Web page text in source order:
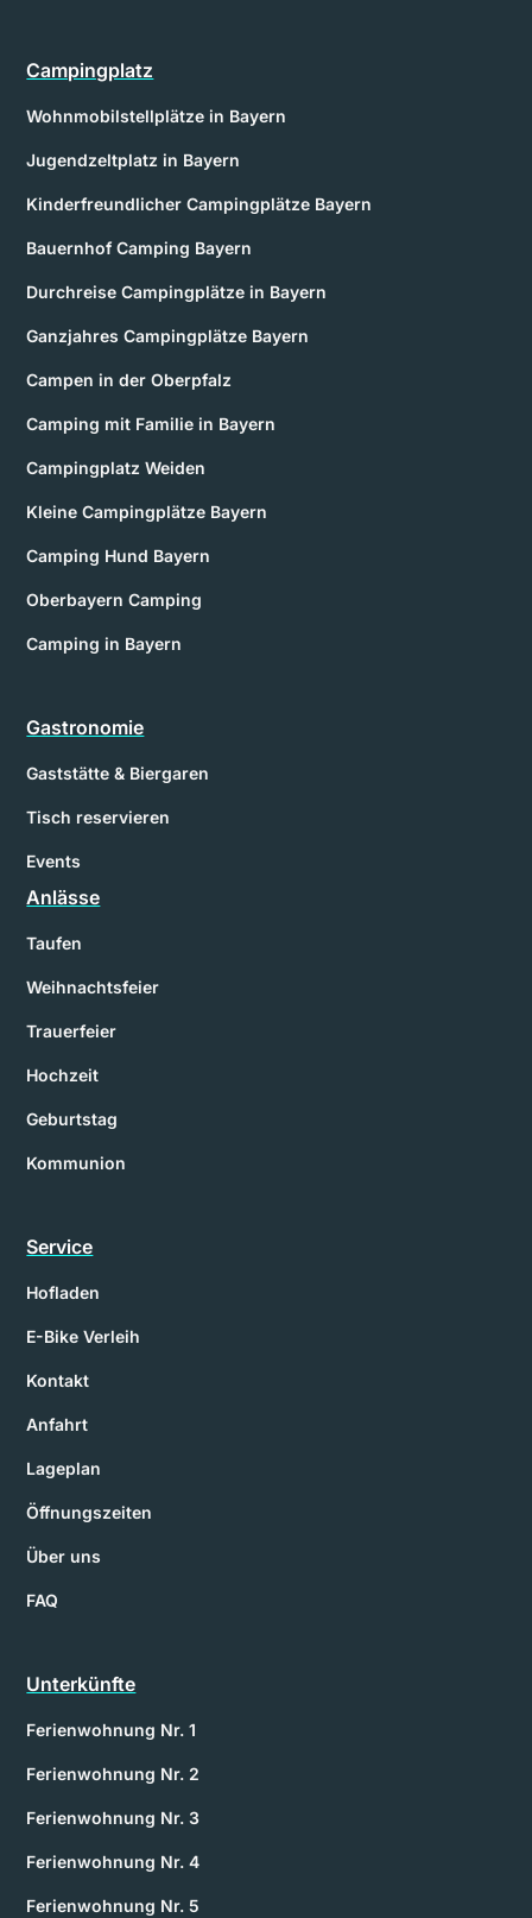
Campingplatz
Wohnmobilstellplätze in Bayern
Jugendzeltplatz in Bayern
Kinderfreundlicher Campingplätze Bayern
Bauernhof Camping Bayern
Durchreise Campingplätze in Bayern
Ganzjahres Campingplätze Bayern
Campen in der Oberpfalz
Camping mit Familie in Bayern
Campingplatz Weiden
Kleine Campingplätze Bayern
Camping Hund Bayern
Oberbayern Camping
Camping in Bayern
Gastronomie
Gaststätte & Biergaren
Tisch reservieren
Events
Anlässe
Taufen
Weihnachtsfeier
Trauerfeier
Hochzeit
Geburtstag
Kommunion
Service
Hofladen
E-Bike Verleih
Kontakt
Anfahrt
Lageplan
Öffnungszeiten
Über uns
FAQ
Unterkünfte
Ferienwohnung Nr. 1
Ferienwohnung Nr. 2
Ferienwohnung Nr. 3
Ferienwohnung Nr. 4
Ferienwohnung Nr. 5